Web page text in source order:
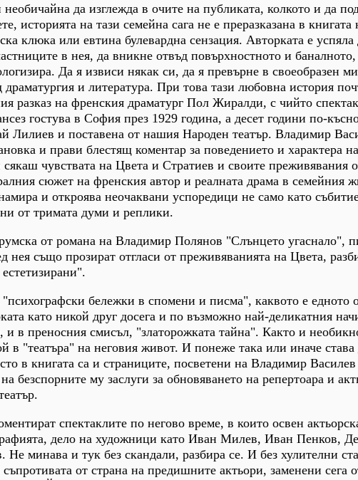
да изглежда в очите на публиката, колкото и да
историята на тази семейна сага не е преразказана в
клюка или евтина булевардна сензация. Авторката е
в нея, да вникне отвъд повърхностното и баналното,
Да я извиси някак си, да я превърне в своеобразен
драматургия и литература. При това тази любовна история
разказ на френския драматург Пол Жиралди, с чийто
гостува в София през 1929 година, а десет години по-
Лилиев и поставена от нашия Народен театър. Владимир
и прави блестящ коментар за поведението и характера
сякаш чувствата на Цвета и Стратиев и своите преживявания
сюжет на френския автор и реалната драма в семейния
и откроява неочаквани успоредици не само като
от тримата думи и реплики.
от романа на Владимир Полянов "Слънцето угаснало",
нея също прозират отгласи от преживяванията на Цвета,
"психографски бележки в спомени и писма", каквото е едното
като никой друг досега и по възможно най-деликатния
и в преносния смисъл, "златорожката тайна". Както и
в "театъра" на неговия живот. И понеже така или иначе става
в книгата са и страниците, посветени на Владимир Василев
безспорните му заслуги за обновяването на репертоара и
спектаклите по негово време, в които освен
дело на художници като Иван Милев, Иван Пенков,
Не минава и тук без скандали, разбира се. И без хулителни
от страна на предишните актьори, заменени сега